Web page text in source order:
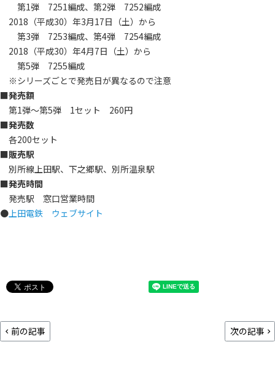
第1弾 7251編成、第2弾 7252編成
2018（平成30）年3月17日（土）から
第3弾 7253編成、第4弾 7254編成
2018（平成30）年4月7日（土）から
第5弾 7255編成
※シリーズごとで発売日が異なるので注意
■発売額
第1弾～第5弾 1セット 260円
■発売数
各200セット
■販売駅
別所線上田駅、下之郷駅、別所温泉駅
■発売時間
発売駅 窓口営業時間
●上田電鉄 ウェブサイト
前の記事 次の記事